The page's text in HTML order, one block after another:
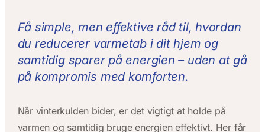
Få simple, men effektive råd til, hvordan
du reducerer varmetab i dit hjem og
samtidig sparer på energien – uden at gå
på kompromis med komforten.
Når vinterkulden bider, er det vigtigt at holde på
varmen og samtidig bruge energien effektivt. Her får